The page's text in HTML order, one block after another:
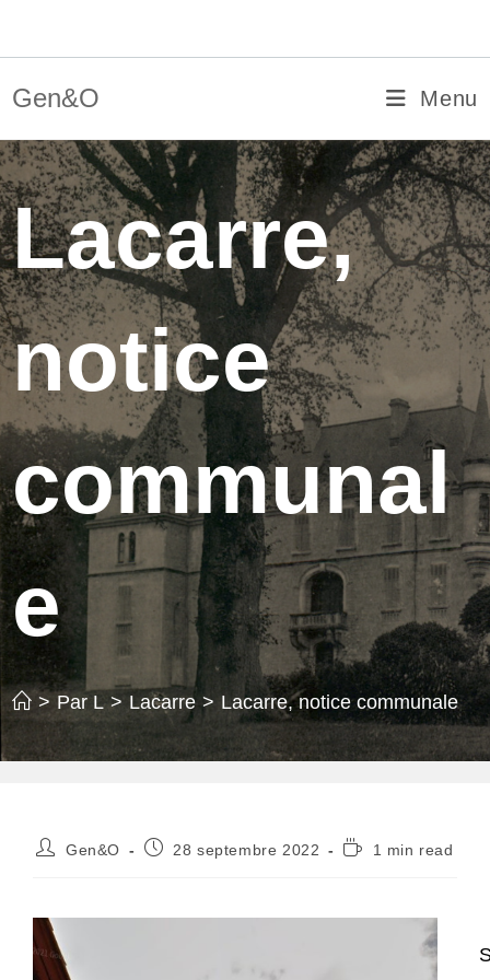
Gen&O Menu
Lacarre,
notice
communal
e
> Par L > Lacarre > Lacarre, notice communale
Auteur/autrice
Gen&O
Publication
28 septembre 2022
Temps1 min read